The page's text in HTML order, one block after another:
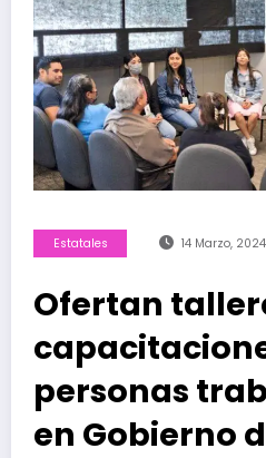
Estatales 14 Marzo, 2024
Ofertan
personas
en Gobierno